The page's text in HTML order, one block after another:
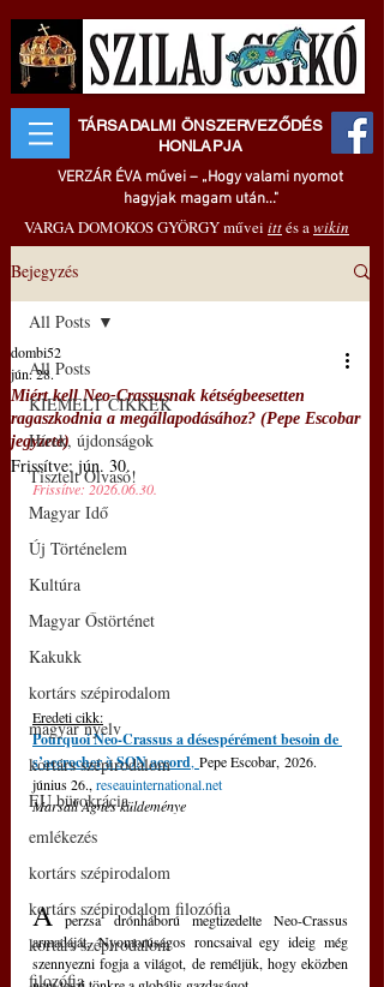
TÁRSADALMI ÖNSZERVEZŐDÉS
HONLAPJA
VERZÁR ÉVA művei – „Hogy valami nyomot
hagyjak magam után..."
VARGA DOMOKOS GYÖRGY művei ittés awikin
Bejegyzés
All Posts
KIEMELT CIKKEK
Hírek, újdonságok
Tisztelt Olvasó!
Magyar Idő
Új Történelem
Kultúra
Magyar Őstörténet
Kakukk
kortárs szépirodalom
magyar nyelv
kortárs szépirodalom
EU bürokrácia
emlékezés
kortárs szépirodalom
kortárs szépirodalom filozófia
kortárs szépirodalom
filozófia
All Posts
Miért kell Neo-Crassusnak kétségbeesetten
ragaszkodnia a megállapodásához? (Pepe Escobar
jegyzete)
dombi52
jún. 28.
Frissítve: jún. 30.
Frissítve: 2026.06.30.
Eredeti cikk:
Pourquoi Neo-Crassus a désespérément besoin de
s’accrocher à SON accord, Pepe Escobar, 2026.
június 26., reseauinternational.net
Marsall Ágnes küldeménye
A perzsa drónháború megtizedelte Neo-Crassus
armadáját. Nyomorúságos roncsaival egy ideig még
szennyezni fogja a világot, de reméljük, hogy eközben